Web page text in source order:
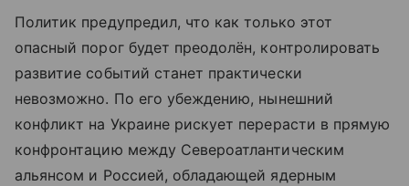
Политик предупредил, что как только этот
опасный порог будет преодолён, контролировать
развитие событий станет практически
невозможно. По его убеждению, нынешний
конфликт на Украине рискует перерасти в прямую
конфронтацию между Североатлантическим
альянсом и Россией, обладающей ядерным